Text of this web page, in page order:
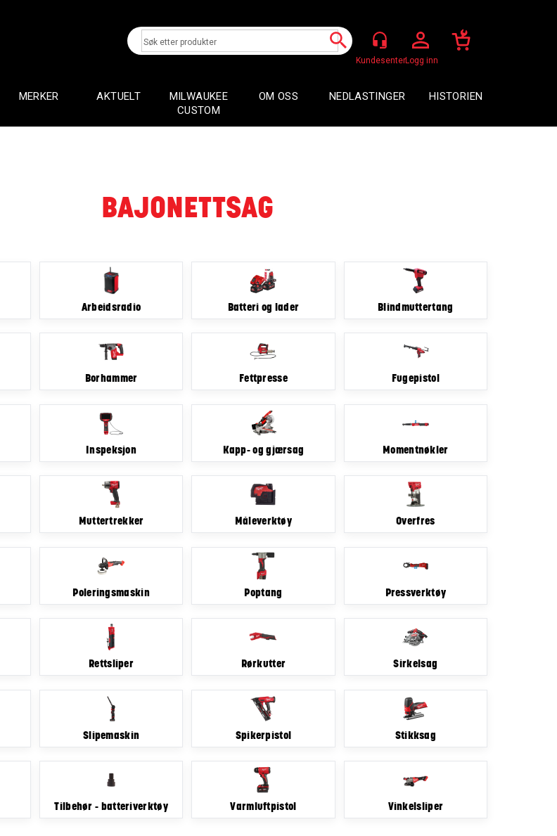
Logg inn
MERKER AKTUELT
MILWAUKEE
CUSTOM
OM OSS NEDLASTINGER HISTORIEN
BAJONETTSAG
Arbeidsradio Batteri og lader Blindmuttertang
Borhammer Fettpresse Fugepistol
Inspeksjon Kapp- og gjærsag Momentnøkler
Muttertrekker Måleverktøy Overfres
Poleringsmaskin Poptang Pressverktøy
Rettsliper Rørkutter Sirkelsag
Slipemaskin Spikerpistol Stikksag
Tilbehør - batteriverktøy Varmluftpistol Vinkelsliper